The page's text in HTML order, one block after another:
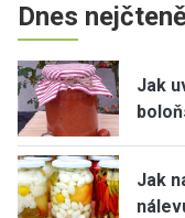
Dnes
Jak
Jak